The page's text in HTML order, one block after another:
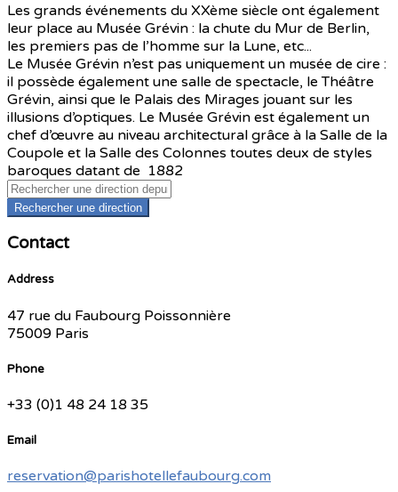
Les grands événements du XXème siècle ont également
leur place au Musée Grévin : la chute du Mur de Berlin,
les premiers pas de l’homme sur la Lune, etc...
Le Musée Grévin n’est pas uniquement un musée de cire :
il possède également une salle de spectacle, le Théâtre
Grévin, ainsi que le Palais des Mirages jouant sur les
illusions d’optiques. Le Musée Grévin est également un
chef d’œuvre au niveau architectural grâce à la Salle de la
Coupole et la Salle des Colonnes toutes deux de styles
baroques datant de 1882
Rechercher une direction
Contact
Address
47 rue du Faubourg Poissonnière
75009 Paris
Phone
+33 (0)1 48 24 18 35
Email
reservation@parishotellefaubourg.com